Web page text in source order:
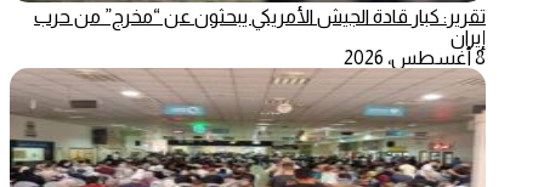
تقرير: كبار قادة الجيش الأمريكي يبحثون عن “مخرج” من حرب
إيران
8 أغسطس، 2026